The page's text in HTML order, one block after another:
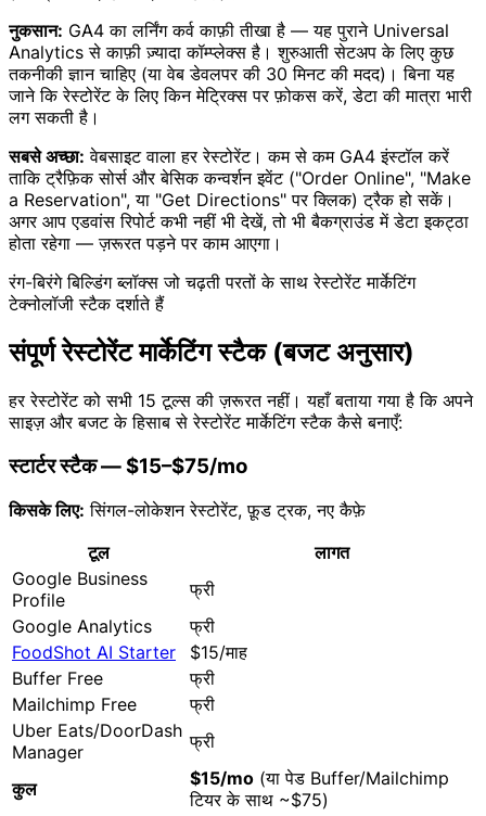
नुकसान: GA4 का लर्निंग कर्व काफ़ी तीखा है — यह पुराने Universal
Analytics से काफ़ी ज़्यादा कॉम्प्लेक्स है। शुरुआती सेटअप के लिए कुछ
तकनीकी ज्ञान चाहिए (या वेब डेवलपर की 30 मिनट की मदद)। बिना यह
जाने कि रेस्टोरेंट के लिए किन मेट्रिक्स पर फ़ोकस करें, डेटा की मात्रा भारी
लग सकती है।
सबसे अच्छा: वेबसाइट वाला हर रेस्टोरेंट। कम से कम GA4 इंस्टॉल करें
ताकि ट्रैफ़िक सोर्स और बेसिक कन्वर्शन इवेंट ("Order Online", "Make
a Reservation", या "Get Directions" पर क्लिक) ट्रैक हो सकें।
अगर आप एडवांस रिपोर्ट कभी नहीं भी देखें, तो भी बैकग्राउंड में डेटा इकट्ठा
होता रहेगा — ज़रूरत पड़ने पर काम आएगा।
रंग-बिरंगे बिल्डिंग ब्लॉक्स जो चढ़ती परतों के साथ रेस्टोरेंट मार्केटिंग
टेक्नोलॉजी स्टैक दर्शाते हैं
संपूर्ण रेस्टोरेंट मार्केटिंग स्टैक (बजट अनुसार)
हर रेस्टोरेंट को सभी 15 टूल्स की ज़रूरत नहीं। यहाँ बताया गया है कि अपने
साइज़ और बजट के हिसाब से रेस्टोरेंट मार्केटिंग स्टैक कैसे बनाएँ:
स्टार्टर स्टैक — $15–$75/mo
किसके लिए: सिंगल-लोकेशन रेस्टोरेंट, फ़ूड ट्रक, नए कैफ़े
टूल
लागत
Google Business
Profile
फ्री
Google Analytics
फ्री
FoodShot AI Starter
$15/माह
Buffer Free
फ्री
Mailchimp Free
फ्री
Uber Eats/DoorDash
Manager
फ्री
कुल $15/mo (या पेड Buffer/Mailchimp
टियर के साथ ~$75)